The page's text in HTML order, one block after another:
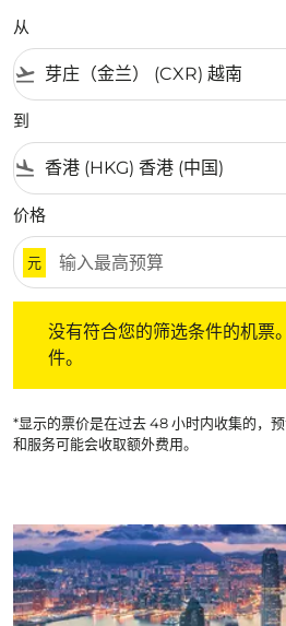
从
flight_takeoff
到
flight_land
价格
元
没有符合您的筛选条件的机票
件。
*显示的票价是在过去 48 小时内收集的，
和服务可能会收取额外费用。